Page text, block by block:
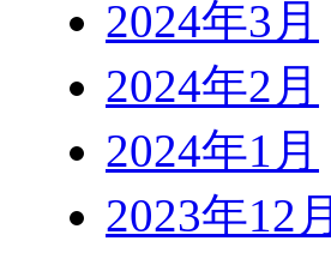
2024年3月
2024年2月
2024年1月
2023年12月